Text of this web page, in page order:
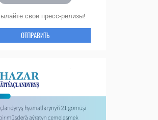
свои пресс-релизы!
ОТПРАВИТЬ